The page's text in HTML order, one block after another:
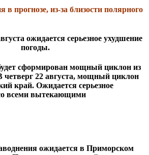
прогнозе, из-за близости полярного
ожидается серьезное ухудшение
погоды.
сформирован мощный циклон из
четверг 22 августа, мощный циклон
край. Ожидается серьезное
всеми вытекающими
ожидается в Приморском